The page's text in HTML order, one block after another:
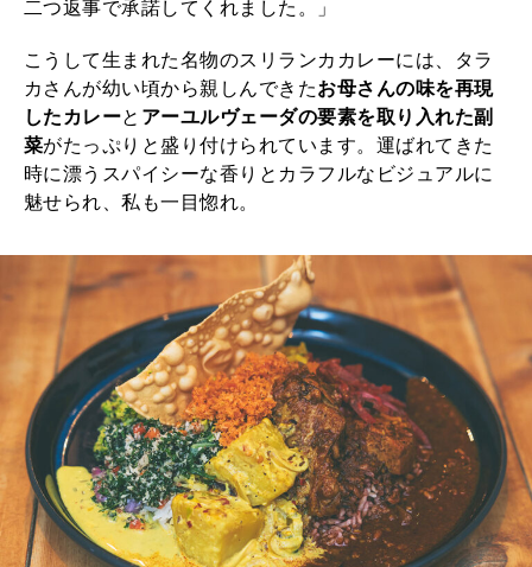
二つ返事で承諾してくれました。」
こうして生まれた名物のスリランカカレーには、タラ
カさんが幼い頃から親しんできたお母さんの味を再現
したカレーと アーユルヴェーダの要素を取り入れた副
菜がたっぷりと盛り付けられています。運ばれてきた
時に漂うスパイシーな香りとカラフルなビジュアルに
魅せられ、私も一目惚れ。